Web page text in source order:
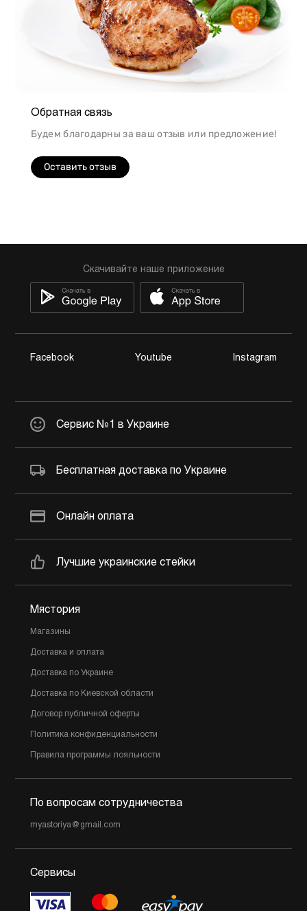
Обратная связь
Будем благодарны за ваш отзыв или предложение!
Оставить отзыв
Скачивайте наше приложение
Facebook Youtube Instagram
Сервис №1 в Украине
Бесплатная доставка по Украине
Онлайн оплата
Лучшие украинские стейки
Мястория
Магазины
Доставка и оплата
Доставка по Украине
Доставка по Киевской области
Договор публичной оферты
Политика конфиденциальности
Правила программы лояльности
По вопросам сотрудничества
myastoriya@gmail.com
Сервисы